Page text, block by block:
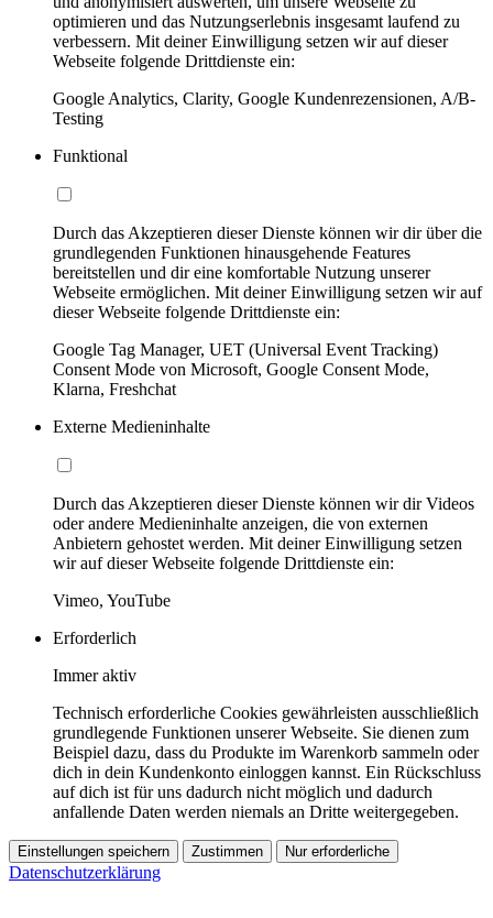
optimieren und das Nutzungserlebnis insgesamt laufend zu
verbessern. Mit deiner Einwilligung setzen wir auf dieser
Webseite folgende Drittdienste ein:
Google Analytics, Clarity, Google Kundenrezensionen, A/B-
Testing
Funktional
Durch das Akzeptieren dieser Dienste können wir dir über die
grundlegenden Funktionen hinausgehende Features
bereitstellen und dir eine komfortable Nutzung unserer
Webseite ermöglichen. Mit deiner Einwilligung setzen wir auf
dieser Webseite folgende Drittdienste ein:
Google Tag Manager, UET (Universal Event Tracking)
Consent Mode von Microsoft, Google Consent Mode,
Klarna, Freshchat
Externe Medieninhalte
Durch das Akzeptieren dieser Dienste können wir dir Videos
oder andere Medieninhalte anzeigen, die von externen
Anbietern gehostet werden. Mit deiner Einwilligung setzen
wir auf dieser Webseite folgende Drittdienste ein:
Vimeo, YouTube
Erforderlich
Immer aktiv
Technisch erforderliche Cookies gewährleisten ausschließlich
grundlegende Funktionen unserer Webseite. Sie dienen zum
Beispiel dazu, dass du Produkte im Warenkorb sammeln oder
dich in dein Kundenkonto einloggen kannst. Ein Rückschluss
auf dich ist für uns dadurch nicht möglich und dadurch
anfallende Daten werden niemals an Dritte weitergegeben.
Einstellungen speichern Zustimmen Nur erforderliche
Datenschutzerklärung